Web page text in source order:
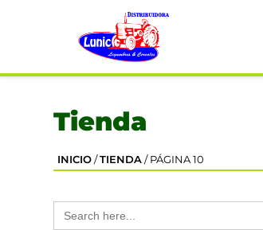
Tienda
INICIO /TIENDA / PÁGINA 10
Search
for: